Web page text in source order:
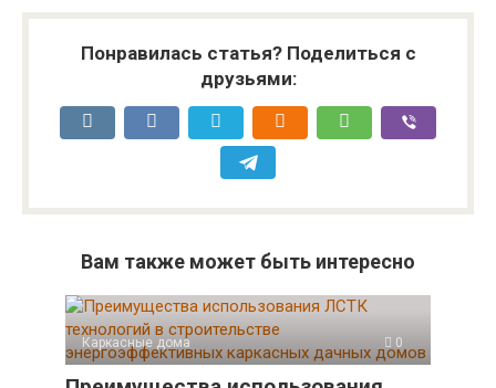
Понравилась статья? Поделиться с
друзьями:
Вам также может быть интересно
Каркасные дома 0